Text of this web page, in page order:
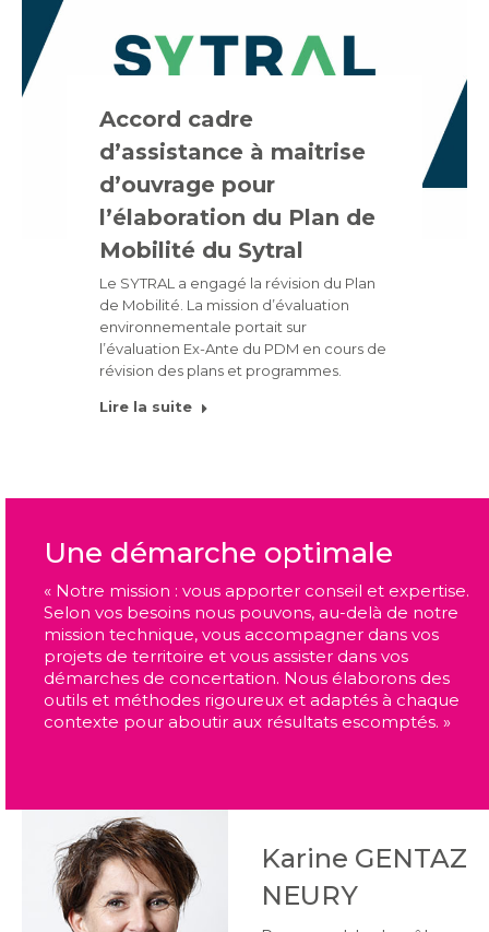
Accord cadre
d’assistance à maitrise
d’ouvrage pour
l’élaboration du Plan de
Mobilité du Sytral
Le SYTRAL a engagé la révision du Plan
de Mobilité. La mission d’évaluation
environnementale portait sur
l’évaluation Ex-Ante du PDM en cours de
révision des plans et programmes.
Lire la suite
Une démarche optimale
« Notre mission : vous apporter conseil et expertise.
Selon vos besoins nous pouvons, au-delà de notre
mission technique, vous accompagner dans vos
projets de territoire et vous assister dans vos
démarches de concertation. Nous élaborons des
outils et méthodes rigoureux et adaptés à chaque
contexte pour aboutir aux résultats escomptés. »
Karine GENTAZ
NEURY